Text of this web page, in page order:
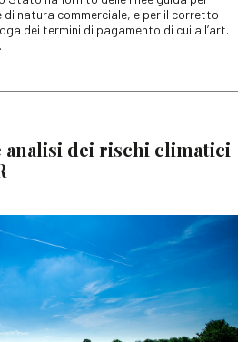
di natura commerciale, e per il corretto
dei termini di pagamento di cui all’art.
analisi dei rischi climatici